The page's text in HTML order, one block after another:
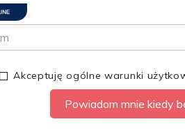
Akceptuję ogólne warunki
Powiadom mnie kiedy